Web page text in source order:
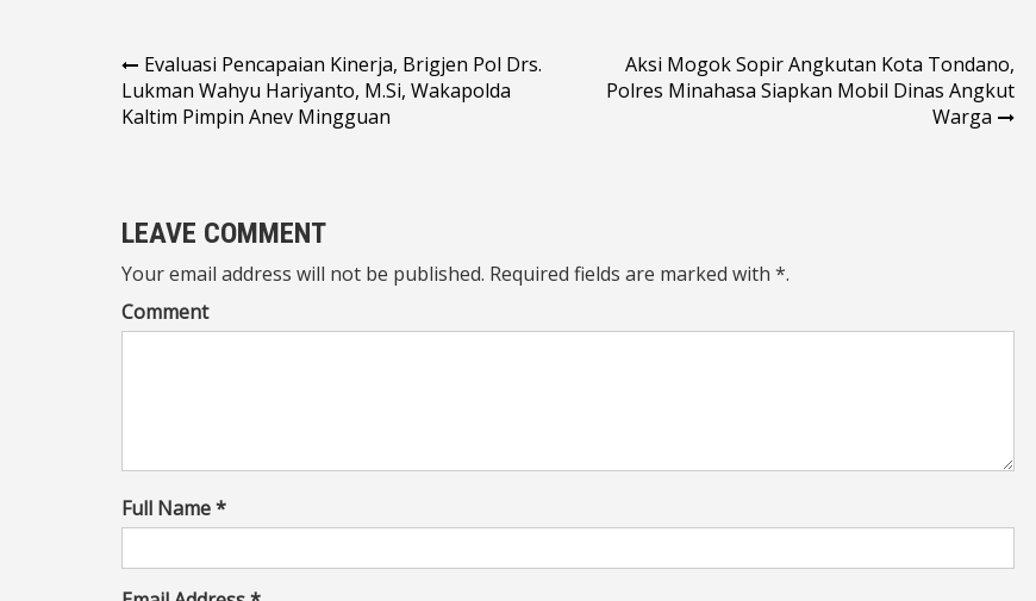
Navigasi
pos
Evaluasi Pencapaian Kinerja, Brigjen Pol Drs.
Lukman Wahyu Hariyanto, M.Si, Wakapolda
Kaltim Pimpin Anev Mingguan
Aksi Mogok Sopir Angkutan Kota Tondano,
Polres Minahasa Siapkan Mobil Dinas Angkut
Warga
LEAVE COMMENT
Your email address will not be published. Required fields are marked with *.
Comment
Full Name *